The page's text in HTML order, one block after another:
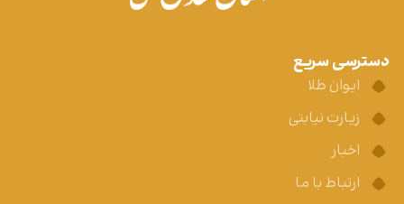
دسترسی سریع
ایوان طلا
زیارت نیابتی
اخبار
ارتباط با ما